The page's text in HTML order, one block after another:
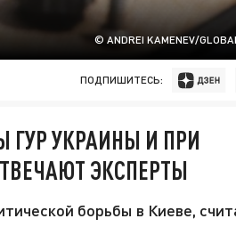
© ANDREI KAMENEV/
ПОДПИШИТЕСЬ:
ГУР УКРАИНЫ И ПРИ
ЭКСПЕРТЫ
борьбы в Киеве,